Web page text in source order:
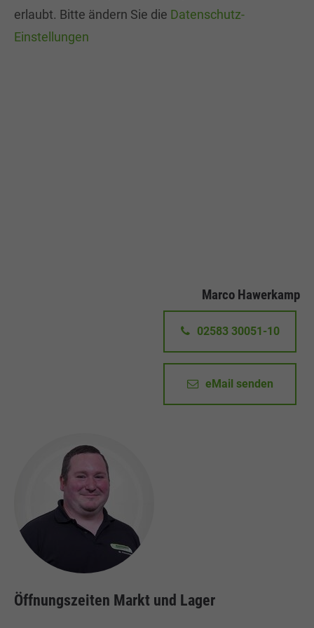
erlaubt. Bitte ändern Sie die Datenschutz-
Einstellungen
Marco Hawerkamp
02583 30051-10
eMail senden
Öffnungszeiten Markt und Lager